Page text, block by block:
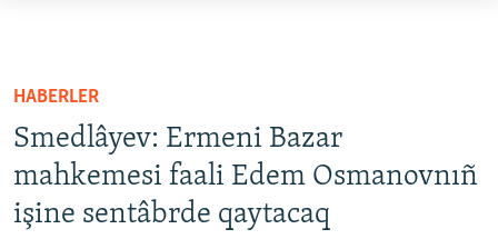
Esas
qaytmaq
Baş
navigatsiyağa
qaytmaq
SİYASET
İQTİSADİYAT
CEMİYET
MEDENİYET
HABERLER
Smedlâyev: Ermeni Bazar
mahkemesi faali Edem Osmanovnıñ
işine sentâbrde qaytacaq